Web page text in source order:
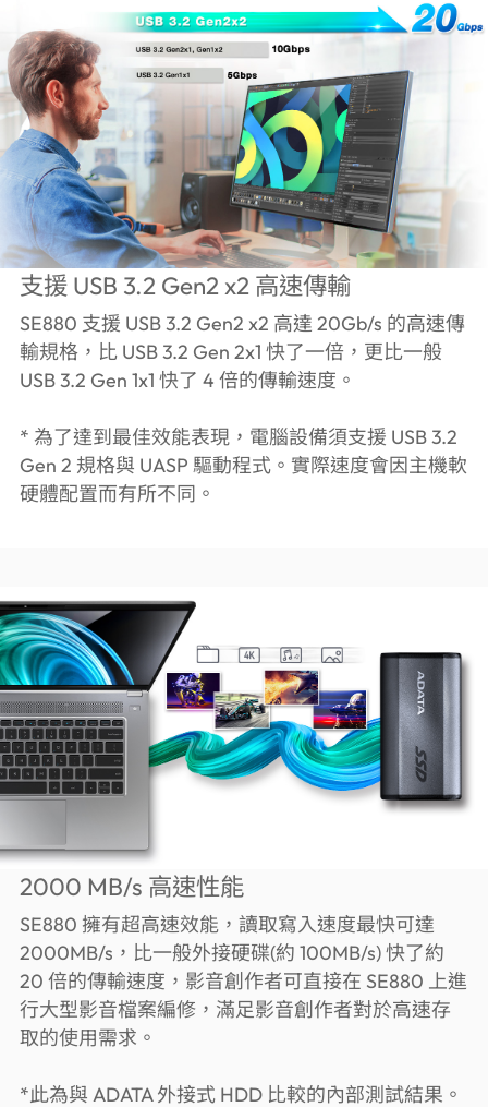
支援 USB 3.2 Gen2 x2 高速傳輸
SE880 支援 USB 3.2 Gen2 x2 高達 20Gb/s 的高速傳
輸規格，比 USB 3.2 Gen 2x1 快了一倍，更比一般
USB 3.2 Gen 1x1 快了 4 倍的傳輸速度。
* 為了達到最佳效能表現，電腦設備須支援 USB 3.2
Gen 2 規格與 UASP 驅動程式。實際速度會因主機軟
硬體配置而有所不同。
2000 MB/s 高速性能
SE880 擁有超高速效能，讀取寫入速度最快可達
2000MB/s，比一般外接硬碟(約 100MB/s) 快了約
20 倍的傳輸速度，影音創作者可直接在 SE880 上進
行大型影音檔案編修，滿足影音創作者對於高速存
取的使用需求。
*此為與 ADATA 外接式 HDD 比較的內部測試結果。